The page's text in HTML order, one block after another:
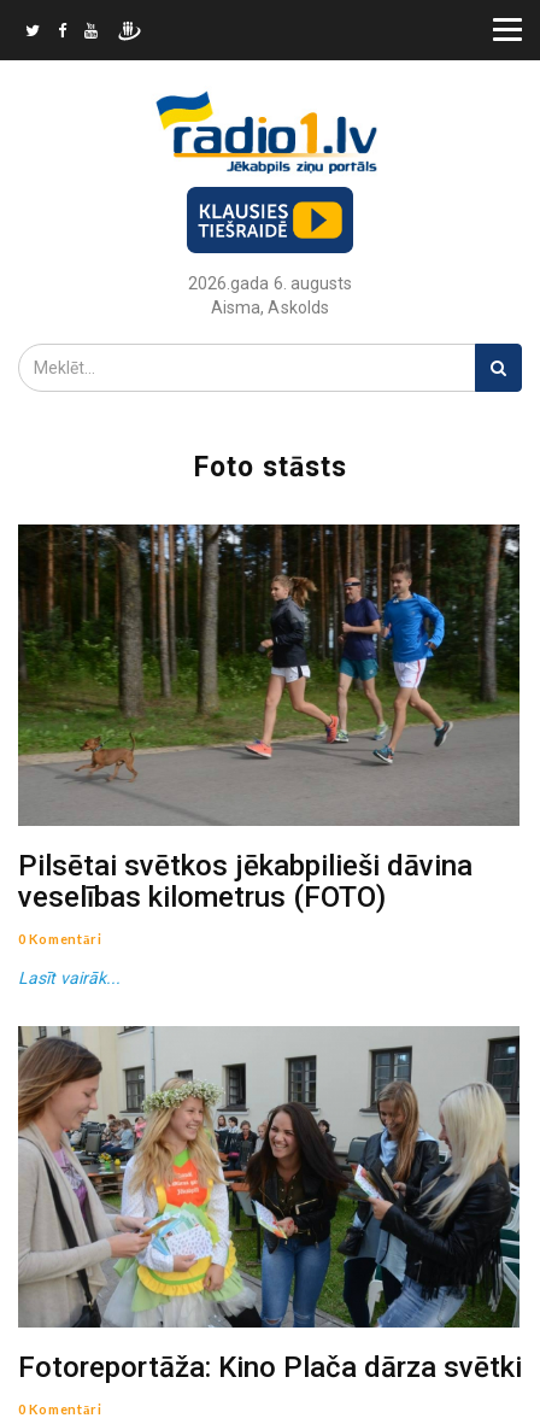
2026.gada 6. augusts
Aisma, Askolds
Foto stāsts
Pilsētai svētkos jēkabpilieši dāvina
veselības kilometrus (FOTO)
0 Komentāri
Lasīt vairāk...
Fotoreportāža: Kino Plača dārza svētki
0 Komentāri